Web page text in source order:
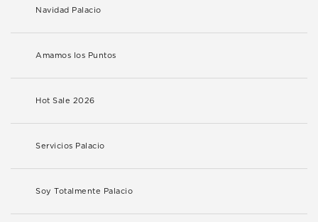
Navidad Palacio
Amamos los Puntos
Hot Sale 2026
Servicios Palacio
Soy Totalmente Palacio